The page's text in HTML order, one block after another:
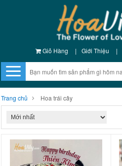
Giỏ Hàng | Giới Thiệu |
Trang chủ Hoa trái cây